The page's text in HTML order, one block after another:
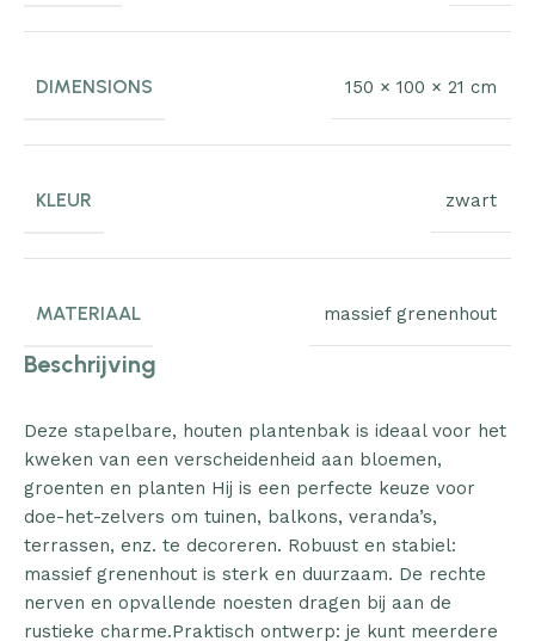
DIMENSIONS 150 × 100 × 21 cm
KLEUR zwart
MATERIAAL massief grenenhout
Beschrijving
Deze stapelbare, houten plantenbak is ideaal voor het
kweken van een verscheidenheid aan bloemen,
groenten en planten Hij is een perfecte keuze voor
doe-het-zelvers om tuinen, balkons, veranda’s,
terrassen, enz. te decoreren. Robuust en stabiel:
massief grenenhout is sterk en duurzaam. De rechte
nerven en opvallende noesten dragen bij aan de
rustieke charme.Praktisch ontwerp: je kunt meerdere